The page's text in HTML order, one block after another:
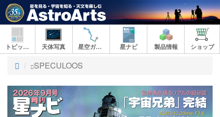
トピックス 天体写真 星空ガイド 星ナビ 製品情報 ショップ
ト
プ
SPECULOOS